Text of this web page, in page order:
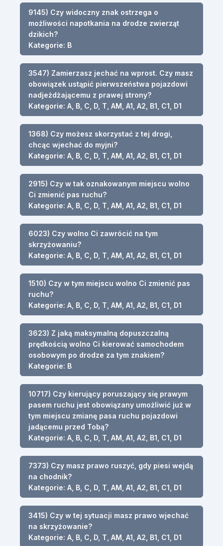
9145) Czy widoczny znak ostrzega o
możliwości napotkania na drodze zwierząt
dzikich?
Kategorie: B
3547) Zamierzasz jechać na wprost. Czy masz
obowiązek ustąpić pierwszeństwa pojazdowi
nadjeżdżającemu z prawej strony?
Kategorie: A, B, C, D, T, AM, A1, A2, B1, C1, D1
1368) Czy możesz skorzystać z tej drogi,
chcąc wjechać do myjni?
Kategorie: A, B, C, D, T, AM, A1, A2, B1, C1, D1
2915) Czy w tak oznakowanym miejscu wolno
Ci zmienić pas ruchu?
Kategorie: A, B, C, D, T, AM, A1, A2, B1, C1, D1
6023) Czy wolno Ci zawrócić na tym
skrzyżowaniu?
Kategorie: A, B, C, D, T, AM, A1, A2, B1, C1, D1
1510) Czy w tym miejscu wolno Ci zmienić pas
ruchu?
Kategorie: A, B, C, D, T, AM, A1, A2, B1, C1, D1
3623) Z jaką maksymalną dopuszczalną
prędkością wolno Ci kierować samochodem
osobowym po drodze za tym znakiem?
Kategorie: B
10717) Czy kierujący poruszający się prawym
pasem ruchu jest obowiązany umożliwić już w
tym miejscu zmianę pasa ruchu pojazdowi
jadącemu przed Tobą?
Kategorie: A, B, C, D, T, AM, A1, A2, B1, C1, D1
7373) Czy masz prawo ruszyć, gdy piesi wejdą
na chodnik?
Kategorie: A, B, C, D, T, AM, A1, A2, B1, C1, D1
3415) Czy w tej sytuacji masz prawo wjechać
na skrzyżowanie?
Kategorie: A, B, C, D, T, AM, A1, A2, B1, C1, D1